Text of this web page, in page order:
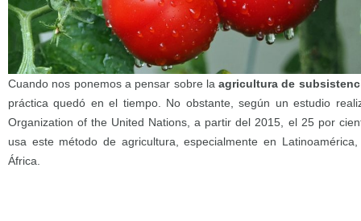
Cuando nos ponemos a pensar sobre laagricultura de
práctica quedó en el tiempo. No obstante, según un estudio
Organization of the United Nations, a partir del 2015, el 25 por
usa este método de agricultura, especialmente en
África.